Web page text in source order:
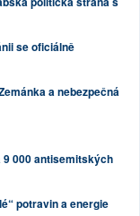
se oficiálně
a nebezpečná
000 antisemitských
potravin a energie